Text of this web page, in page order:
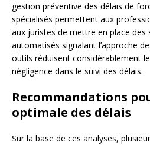
gestion préventive des délais de
spécialisés permettent aux
aux juristes de mettre en place des
automatisés signalant l’approche
outils réduisent considérablement
négligence dans le suivi des délais.
Recommandations
optimale des délais
Sur la base de ces analyses,